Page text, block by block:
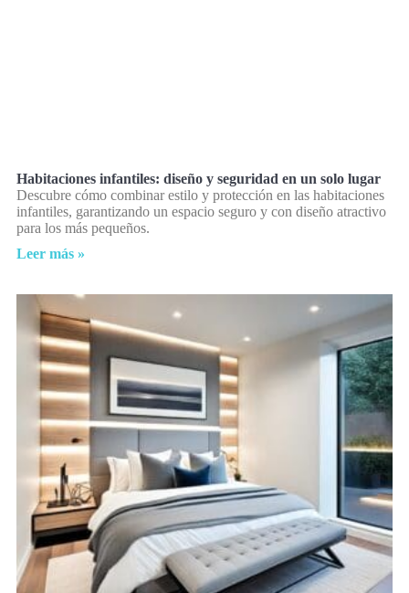
Habitaciones infantiles: diseño y seguridad en un solo lugar
Descubre cómo combinar estilo y protección en las habitaciones
infantiles, garantizando un espacio seguro y con diseño atractivo
para los más pequeños.
Leer más »